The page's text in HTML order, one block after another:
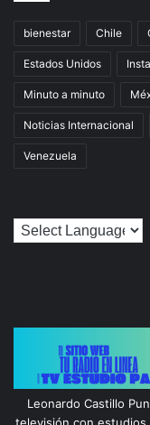
bienestar Chile
Estados Unidos
Minuto a minuto
Noticias Internacional
Venezuela
Leonardo Castillo